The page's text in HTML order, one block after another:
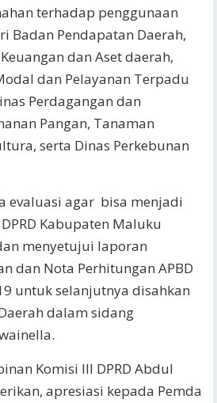
terhadap penggunaan
Badan Pendapatan Daerah,
dan Aset daerah,
dan Pelayanan Terpadu
Perdagangan dan
Pangan, Tanaman
serta Dinas Perkebunan
evaluasi agar bisa menjadi
Kabupaten Maluku
menyetujui laporan
dan Nota Perhitungan APBD
untuk selanjutnya disahkan
dalam sidang
Komisi III DPRD Abdul
apresiasi kepada Pemda